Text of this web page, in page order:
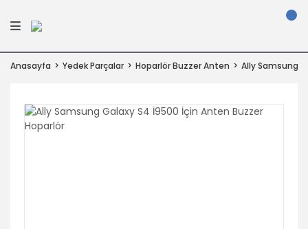
Anasayfa Yedek Parçalar Hoparlör Buzzer Anten Ally Samsung